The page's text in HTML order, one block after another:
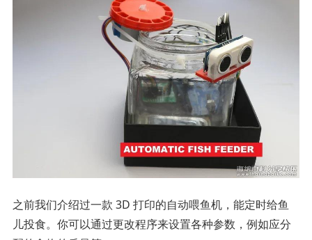
之前我们介绍过一款 3D 打印的自动喂鱼机，能定时给鱼
儿投食。你可以通过更改程序来设置各种参数，例如应分